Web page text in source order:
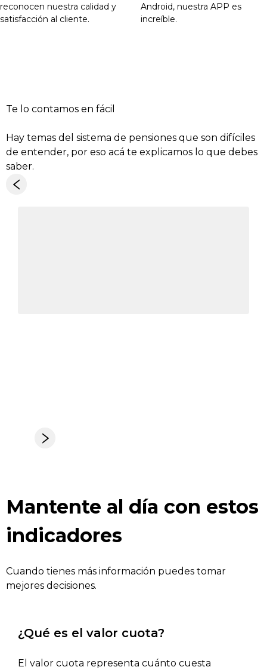
reconocen nuestra calidad y
satisfacción al cliente.
Android, nuestra APP es
increíble.
Te lo contamos en fácil
Hay temas del sistema de pensiones que son difíciles
de entender, por eso acá te explicamos lo que debes
saber.
Mantente al día con estos
indicadores
Cuando tienes más información puedes tomar
mejores decisiones.
¿Qué es el valor cuota?
El valor cuota representa cuánto cuesta